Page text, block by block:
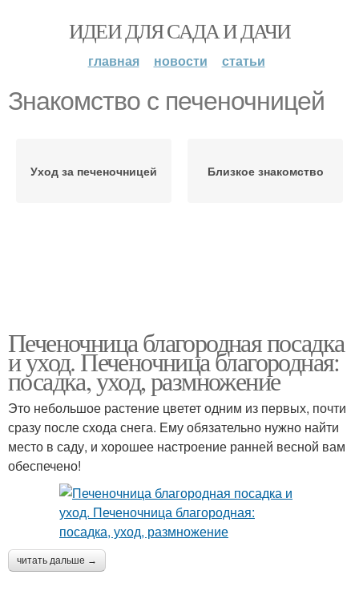
ИДЕИ ДЛЯ САДА И ДАЧИ
главная новости статьи
Знакомство с печеночницей
Уход за печеночницей Близкое знакомство
Печеночница благородная посадка
и уход. Печеночница благородная:
посадка, уход, размножение
Это небольшое растение цветет одним из первых, почти
сразу после схода снега. Ему обязательно нужно найти
место в саду, и хорошее настроение ранней весной вам
обеспечено!
читать дальше →